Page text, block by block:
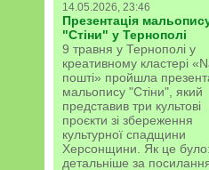
14.05.2026, 23:46
Презентація
"Стіни" у Тернополі
9 травня у Тернополі у
креативному кластері
пошті» пройшла
мальопису "Стіни", який
представив три культові
проєкти зі збереження
культурної спадщини
Херсонщини. Як це було:
детальніше за